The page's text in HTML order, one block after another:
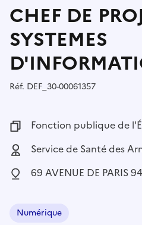
CHEF DE
SYSTEMES
Réf. Référence :
DEF_30-00061357
Fonction publique :
Fonction publique de
Employeur :
Service de Santé des
Localisation :
69 AVENUE DE PARIS
Domaine :
Numérique